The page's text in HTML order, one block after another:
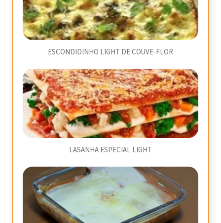
ESCONDIDINHO LIGHT DE COUVE-FLOR
LASANHA ESPECIAL LIGHT